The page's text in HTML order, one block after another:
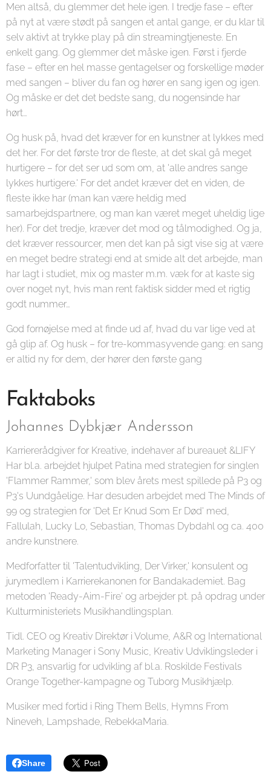
Men altså, du glemmer det hele igen. I tredje fase – efter
på nyt at være stødt på sangen et antal gange, er du klar til
selv aktivt at trykke play på din streamingtjeneste. En
enkelt gang. Og glemmer det måske igen. Først i fjerde
fase – efter en hel masse gentagelser og forskellige møder
med sangen – bliver du fan og hører en sang igen og igen.
Og måske er det det bedste sang, du nogensinde har
hørt…
Og husk på, hvad det kræver for en kunstner at lykkes med
det her. For det første tror de fleste, at det skal gå meget
hurtigere – for det ser ud som om, at 'alle andres sange
lykkes hurtigere.' For det andet kræver det en viden, de
fleste ikke har (man kan være heldig med
samarbejdspartnere, og man kan været meget uheldig lige
her). For det tredje, kræver det mod og tålmodighed. Og ja,
det kræver ressourcer, men det kan på sigt vise sig at være
en meget bedre strategi end at smide alt det arbejde, man
har lagt i studiet, mix og master m.m. væk for at kaste sig
over noget nyt, hvis man rent faktisk sidder med et rigtig
godt nummer…
God fornøjelse med at finde ud af, hvad du var lige ved at
gå glip af. Og husk – for tre-kommasyvende gang: en sang
er altid ny for dem, der hører den første gang
Faktaboks
Johannes Dybkjær Andersson
Karriererådgiver for Kreative, indehaver af bureauet &LIFY
Har bl.a. arbejdet hjulpet Patina med strategien for singlen
'Flammer Rammer,' som blev årets mest spillede på P3 og
P3's Uundgåelige. Har desuden arbejdet med The Minds of
99 og strategien for 'Det Er Knud Som Er Død' med,
Fallulah, Lucky Lo, Sebastian, Thomas Dybdahl og ca. 400
andre kunstnere.
Medforfatter til 'Talentudvikling, Der Virker,' konsulent og
jurymedlem i Karrierekanonen for Bandakademiet. Bag
metoden 'Ready-Aim-Fire' og arbejder pt. på opdrag under
Kulturministeriets Musikhandlingsplan.
Tidl. CEO og Kreativ Direktør i Volume, A&R og International
Marketing Manager i Sony Music, Kreativ Udviklingsleder i
DR P3, ansvarlig for udvikling af bl.a. Roskilde Festivals
Orange Together-kampagne og Tuborg Musikhjælp.
Musiker med fortid i Ring Them Bells, Hymns From
Nineveh, Lampshade, RebekkaMaria.
Share